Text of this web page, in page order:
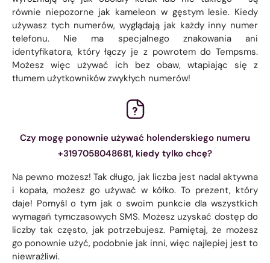
równie niepozorne jak kameleon w gęstym lesie. Kiedy
używasz tych numerów, wyglądają jak każdy inny numer
telefonu. Nie ma specjalnego znakowania ani
identyfikatora, który łączy je z powrotem do Tempsms.
Możesz więc używać ich bez obaw, wtapiając się z
tłumem użytkowników zwykłych numerów!
Czy mogę ponownie używać holenderskiego numeru
+3197058048681, kiedy tylko chcę?
Na pewno możesz! Tak długo, jak liczba jest nadal aktywna
i kopała, możesz go używać w kółko. To prezent, który
daje! Pomyśl o tym jak o swoim punkcie dla wszystkich
wymagań tymczasowych SMS. Możesz uzyskać dostęp do
liczby tak często, jak potrzebujesz. Pamiętaj, że możesz
go ponownie użyć, podobnie jak inni, więc najlepiej jest to
niewrażliwi.